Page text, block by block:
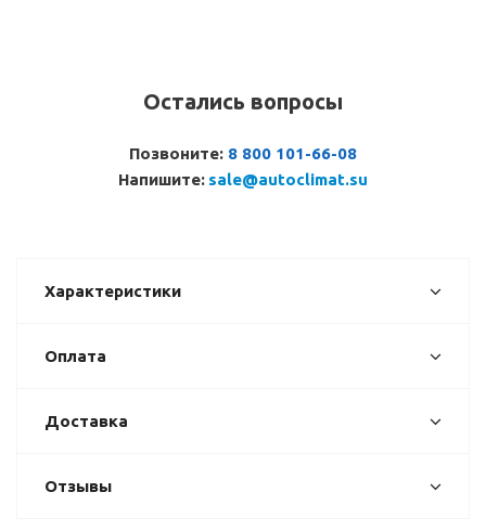
Остались вопросы
Позвоните: 8 800 101-66-08
Напишите: sale@autoclimat.su
Характеристики
Оплата
Доставка
Отзывы